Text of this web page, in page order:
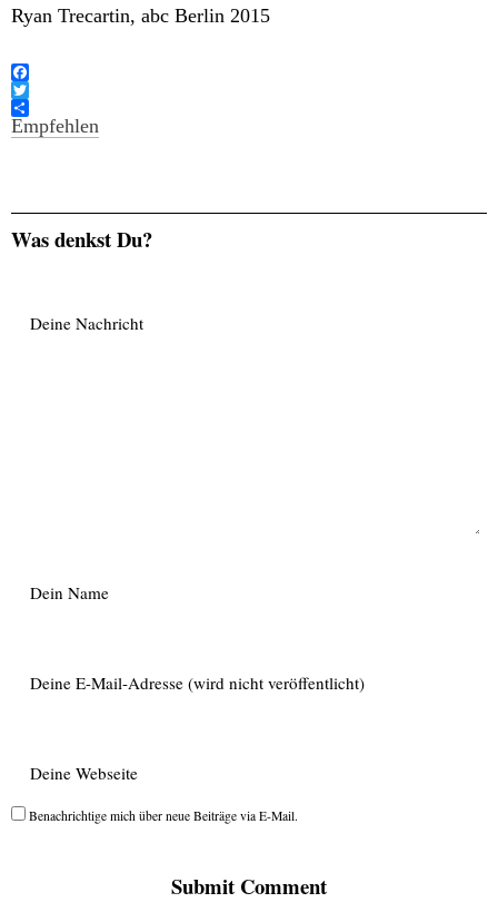
Ryan Trecartin, abc Berlin 2015
F
a
c
e
k
T
w
i
r
Empfehlen
Was denkst Du?
Benachrichtige mich über neue Beiträge via E-Mail.